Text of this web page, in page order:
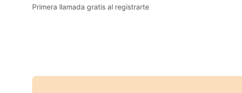
Primera llamada gratis al registrarte